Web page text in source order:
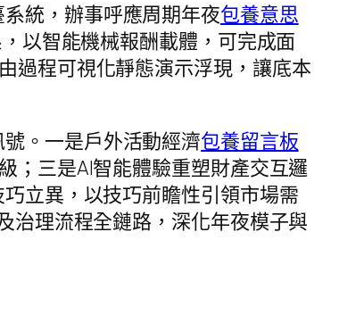
統，辦事呼應周期年夜包養意思
以智能機械報酬載體，可完成面
過程可視化靜態演示浮現，讓底本
。一是戶外活動經濟包養留言板
；三是AI智能體驗重塑財產交互邏
立異，以技巧前瞻性引領市場需
治理流程全鏈路，深化年夜模子與